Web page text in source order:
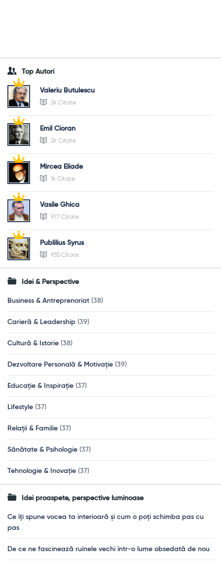
Top Autori
Valeriu Butulescu
2k Citate
Emil Cioran
2k Citate
Mircea Eliade
1k Citate
Vasile Ghica
977 Citate
Publilius Syrus
935 Citate
Idei & Perspective
Business & Antreprenoriat (38)
Carieră & Leadership (39)
Cultură & Istorie (38)
Dezvoltare Personală & Motivație (39)
Educație & Inspirație (37)
Lifestyle (37)
Relații & Familie (37)
Sănătate & Psihologie (37)
Tehnologie & Inovație (37)
Idei proaspete, perspective luminoase
Ce îți spune vocea ta interioară și cum o poți schimba pas cu
pas
De ce ne fascinează ruinele vechi într-o lume obsedată de nou